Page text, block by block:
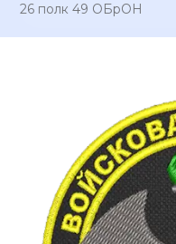
26 полк 49 ОБрОН